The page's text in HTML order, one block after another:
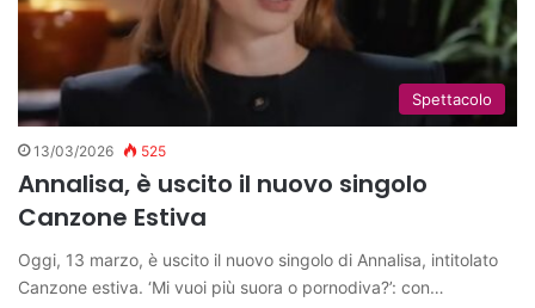
Spettacolo
13/03/2026 525
Annalisa, è uscito il nuovo singolo
Canzone Estiva
Oggi, 13 marzo, è uscito il nuovo singolo di Annalisa, intitolato
Canzone estiva. ‘Mi vuoi più suora o pornodiva?’: con…